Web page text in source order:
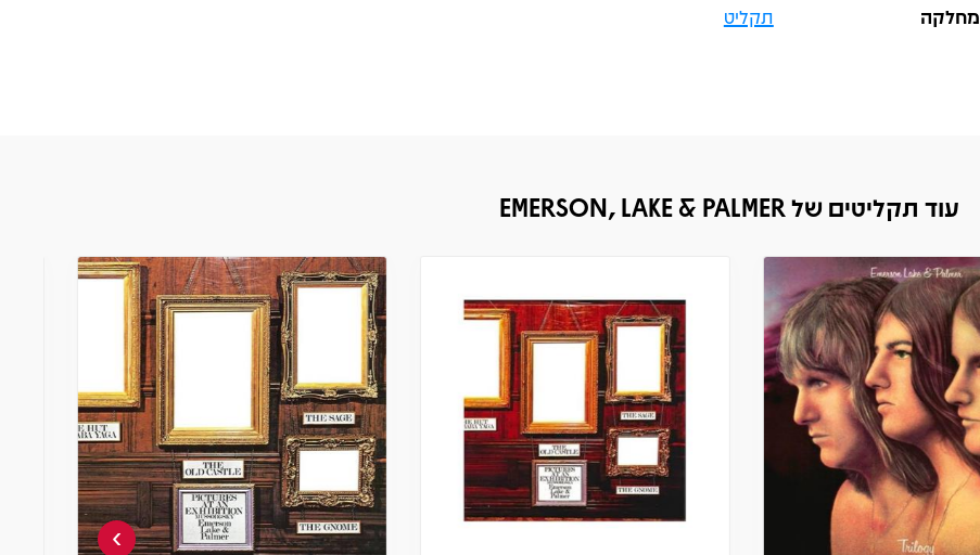
מחלקה תקליט
עוד תקליטים של EMERSON, LAKE & PALMER
Emerson, Lake & Palmer – Pictures
At An Exhibition
מחיר
139
₪
חברים 5% -
132.05
₪
הוספה לסל
›